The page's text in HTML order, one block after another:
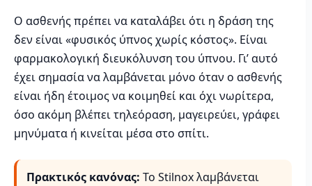
Ο ασθενής πρέπει να καταλάβει ότι η δράση της
δεν είναι «φυσικός ύπνος χωρίς κόστος». Είναι
φαρμακολογική διευκόλυνση του ύπνου. Γι’ αυτό
έχει σημασία να λαμβάνεται μόνο όταν ο ασθενής
είναι ήδη έτοιμος να κοιμηθεί και όχι νωρίτερα,
όσο ακόμη βλέπει τηλεόραση, μαγειρεύει, γράφει
μηνύματα ή κινείται μέσα στο σπίτι.
Πρακτικός κανόνας: Το Stilnox λαμβάνεται